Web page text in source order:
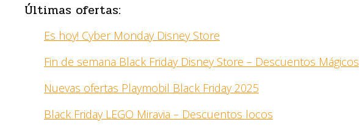
Últimas ofertas:
Es hoy! Cyber Monday Disney Store
Fin de semana Black Friday Disney Store – Descuentos Mágicos
Nuevas ofertas Playmobil Black Friday 2025
Black Friday LEGO Miravia – Descuentos locos